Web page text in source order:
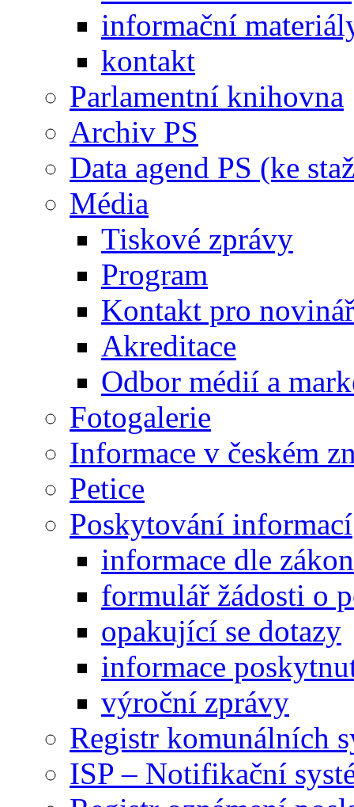
informační
kontakt
Parlamentní knihovna
Archiv PS
Data agend PS (ke
Média
Tiskové zprávy
Program
Kontakt pro
Akreditace
Odbor médií a
Fotogalerie
Informace v českém
Petice
Poskytování informací
informace dle
formulář žádosti o
opakující se dotazy
informace
výroční zprávy
Registr komunálních
ISP – Notifikační